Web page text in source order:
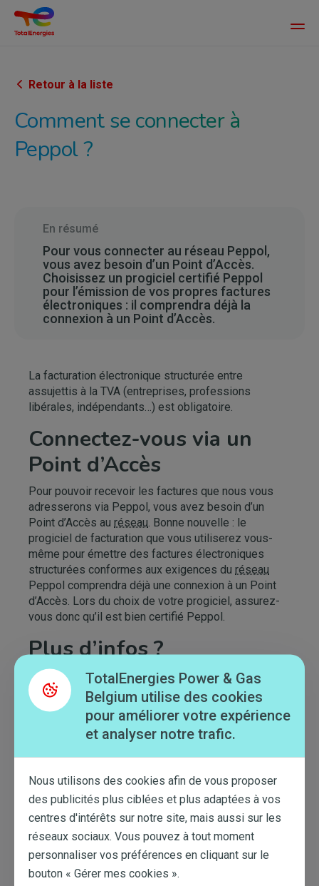
contenu
Main
Retour à la liste
Comment se connecter à
Peppol ?
En résumé
Pour vous connecter au réseau Peppol,
vous avez besoin d’un Point d’Accès.
Choisissez un progiciel certifié Peppol
pour l’émission de vos propres factures
électroniques : il comprendra déjà la
connexion à un Point d’Accès.
La facturation électronique structurée entre
assujettis à la TVA (entreprises, professions
libérales, indépendants…) est obligatoire.
Connectez-vous via un
Point d’Accès
Pour pouvoir recevoir les factures que nous vous
adresserons via Peppol, vous avez besoin d’un
Point d’Accès au réseau. Bonne nouvelle : le
progiciel de facturation que vous utiliserez vous-
même pour émettre des factures électroniques
structurées conformes aux exigences du réseau
Peppol comprendra déjà une connexion à un Point
d’Accès. Lors du choix de votre progiciel, assurez-
vous donc qu’il est bien certifié Peppol.
Plus d’infos ?
Vous voulez en savoir plus sur la connexion à un
Point d’Accès Peppol ? Rendez-vous sur le site de
lafondation OpenPeppol , l’organisme européen
pour le développement et la maintenance duréseau
Cet article m'a aidé
Cet article ne m'a pas aidé
TotalEnergies Power & Gas
Belgium utilise des cookies
pour améliorer votre expérience
et analyser notre trafic.
Nous utilisons des cookies afin de vous proposer
des publicités plus ciblées et plus adaptées à vos
centres d'intérêts sur notre site, mais aussi sur les
réseaux sociaux. Vous pouvez à tout moment
personnaliser vos préférences en cliquant sur le
bouton « Gérer mes cookies ».